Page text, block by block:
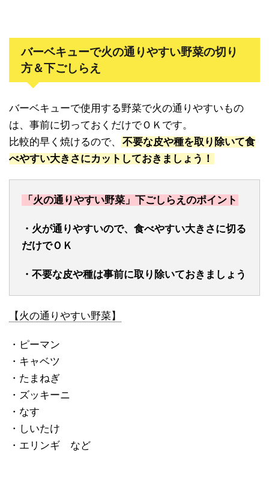
バーベキューで火の通りやすい野菜の切り
方＆下ごしらえ
バーベキューで使用する野菜で火の通りやすいもの
は、事前に切っておくだけでＯＫです。
比較的早く焼けるので、
不要な皮や種を取り除いて食
べやすい大きさにカットしておきましょう！
「火の通りやすい野菜」下ごしらえのポイント
・火が通りやすいので、食べやすい大きさに切る
だけでＯＫ
・不要な皮や種は事前に取り除いておきましょう
【火の通りやすい野菜】
・ピーマン
・キャベツ
・たまねぎ
・ズッキーニ
・なす
・しいたけ
・エリンギ など